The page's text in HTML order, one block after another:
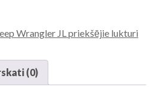
Wrangler JL priekšējie lukturi
(0)